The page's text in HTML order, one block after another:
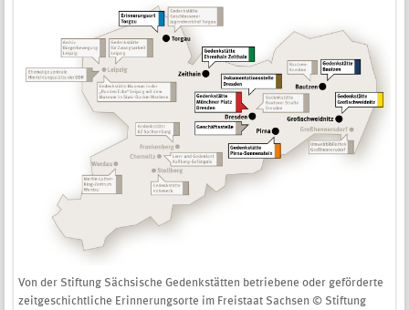
Von der Stiftung Sächsische Gedenkstätten betriebene oder geförderte
zeitgeschichtliche Erinnerungsorte im Freistaat Sachsen © Stiftung